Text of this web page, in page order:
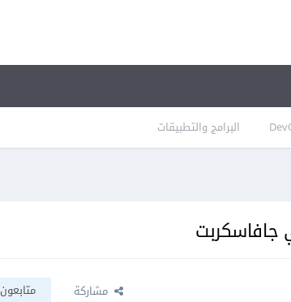
البرامج والتطبيقات
مشاركة متابعون